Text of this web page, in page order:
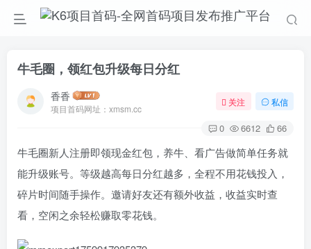
牛毛圈，领红包升级每日分红
香香
项目首码网址：xmsm.cc
关注 私信
0 6612 66
牛毛圈新人注册即领现金红包，养牛、看广告做简单任务就
能升级账号。等级越高每日分红越多，全程不用花钱投入，
碎片时间随手操作。邀请好友还有额外收益，收益实时查
看，空闲之余轻松赚取零花钱。